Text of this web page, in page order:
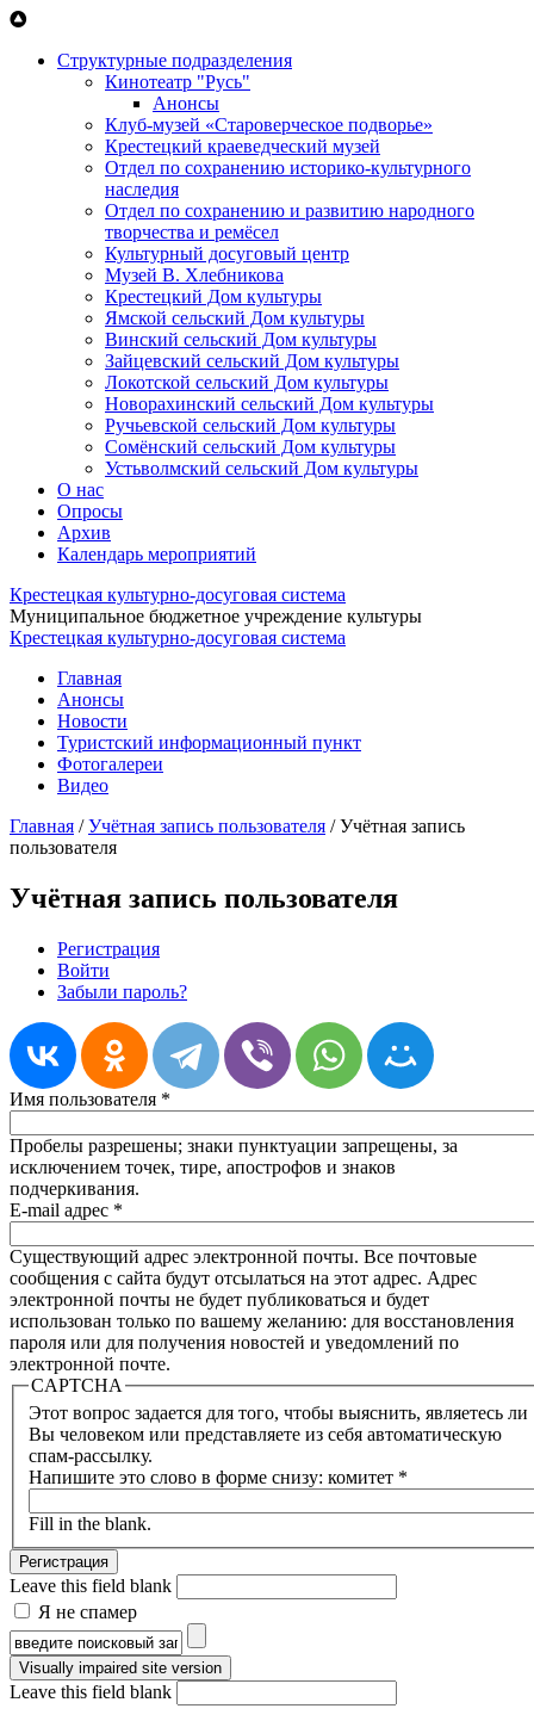
Перейти к основному содержанию
Структурные подразделения
Кинотеатр "Русь"
Анонсы
Клуб-музей «Староверческое подворье»
Крестецкий краеведческий музей
Отдел по сохранению историко-культурного
наследия
Отдел по сохранению и развитию народного
творчества и ремёсел
Культурный досуговый центр
Музей В. Хлебникова
Крестецкий Дом культуры
Ямской сельский Дом культуры
Винский сельский Дом культуры
Зайцевский сельский Дом культуры
Локотской сельский Дом культуры
Новорахинский сельский Дом культуры
Ручьевской сельский Дом культуры
Сомёнский сельский Дом культуры
Устьволмский сельский Дом культуры
О нас
Опросы
Архив
Календарь мероприятий
Крестецкая культурно-досуговая система
Муниципальное бюджетное учреждение культуры
Крестецкая культурно-досуговая система
Главная
Анонсы
Новости
Туристский информационный пункт
Фотогалереи
Видео
Главная /Учётная запись пользователя /Учётная запись
пользователя
Учётная запись пользователя
Главные вкладки
Регистрация
Войти
Забыли пароль?
Имя пользователя *
Пробелы разрешены; знаки пунктуации запрещены, за
исключением точек, тире, апострофов и знаков
подчеркивания.
E-mail адрес *
Существующий адрес электронной почты. Все почтовые
сообщения с сайта будут отсылаться на этот адрес. Адрес
электронной почты не будет публиковаться и будет
использован только по вашему желанию: для восстановления
пароля или для получения новостей и уведомлений по
электронной почте.
CAPTCHA
Этот вопрос задается для того, чтобы выяснить, являетесь ли
Вы человеком или представляете из себя автоматическую
спам-рассылку.
Напишите это слово в форме снизу: комитет *
Fill in the blank.
Leave this field blank
Я не спамер
Я спамер
Форма поиска
Leave this field blank